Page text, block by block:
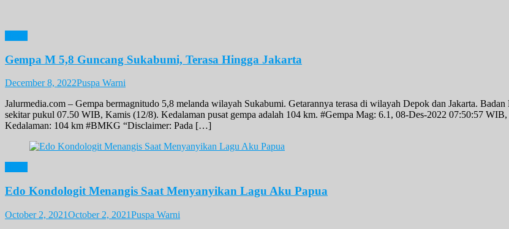
Gempa M 5,8 Guncang Sukabumi, Terasa Hingga Jakarta
December 8, 2022Puspa Warni
Jalurmedia.com – Gempa bermagnitudo 5,8 melanda wilayah Sukabumi. Getarannya terasa di wilayah Depok dan Jakarta.
sekitar pukul 07.50 WIB, Kamis (12/8). Kedalaman pusat gempa adalah 104 km. #Gempa Mag: 6.1, 08-Des-2022 07:50:57
Kedalaman: 104 km #BMKG “Disclaimer: Pada […]
Edo Kondologit Menangis Saat Menyanyikan Lagu Aku Papua
October 2, 2021October 2, 2021Puspa Warni